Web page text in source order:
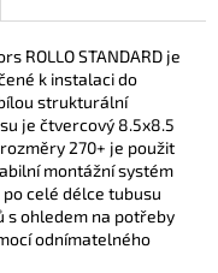
ROLLO STANDARD je
k instalaci do
strukturální
je čtvercový 8.5x8.5
270+ je použit
montážní systém
celé délce tubusu
s ohledem na potřeby
odnímatelného